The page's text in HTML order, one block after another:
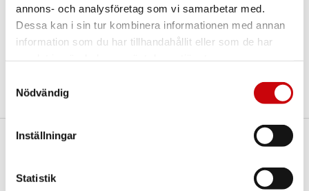
annons- och analysföretag som vi samarbetar med.
Dessa kan i sin tur kombinera informationen med annan
information som du har tillhandahållit eller som de har
Nödvändig
Inställningar
Statistik
Kontakta oss viamejlellertelefonom du har
några funderingar eller särskilda önskemål.
Dela